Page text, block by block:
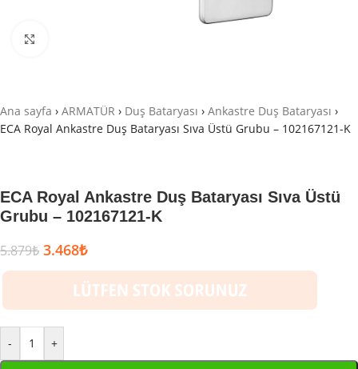
Ana sayfa › ARMATÜR › Duş Bataryası › Ankastre Duş Bataryası ›
ECA Royal Ankastre Duş Bataryası Sıva Üstü Grubu – 102167121-K
ECA Royal Ankastre Duş Bataryası Sıva Üstü
Grubu – 102167121-K
5.879₺ 3.468₺
- +